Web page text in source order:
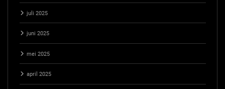
juli 2025
juni 2025
mei 2025
april 2025